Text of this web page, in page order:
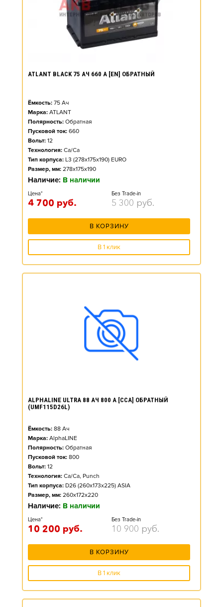
ATLANT BLACK 75 АЧ 660 А [EN] ОБРАТНЫЙ
Ёмкость: 75 Ач
Марка: ATLANT
Полярность: Обратная
Пусковой ток: 660
Вольт: 12
Технология: Ca/Ca
Тип корпуса: L3 (278x175x190) EURO
Размер, мм: 278x175x190
Наличие: В наличии
Цена*
4 700 руб.
Без Trade-in
5 300 руб.
В КОРЗИНУ
В 1 клик
ALPHALINE ULTRA 88 АЧ 800 А [CCA] ОБРАТНЫЙ
(UMF115D26L)
Ёмкость: 88 Ач
Марка: AlphaLINE
Полярность: Обратная
Пусковой ток: 800
Вольт: 12
Технология: Ca/Ca, Punch
Тип корпуса: D26 (260x173x225) ASIA
Размер, мм: 260x172x220
Наличие: В наличии
Цена*
10 200 руб.
Без Trade-in
10 900 руб.
В КОРЗИНУ
В 1 клик